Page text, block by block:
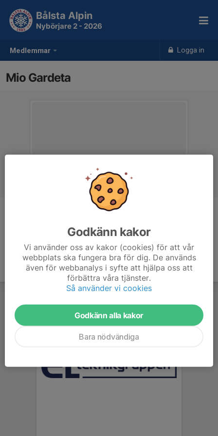
Medlemmar Logga in
Bålsta Alpin
Nybörjare 2 - 2026
Mio Gardeta
Godkänn kakor
Vi använder oss av kakor (cookies) för att vår
webbplats ska fungera bra för dig. De används
även för webbanalys i syfte att hjälpa oss att
förbättra våra tjänster.
Så använder vi cookies
Godkänn alla kakor
Bara nödvändiga